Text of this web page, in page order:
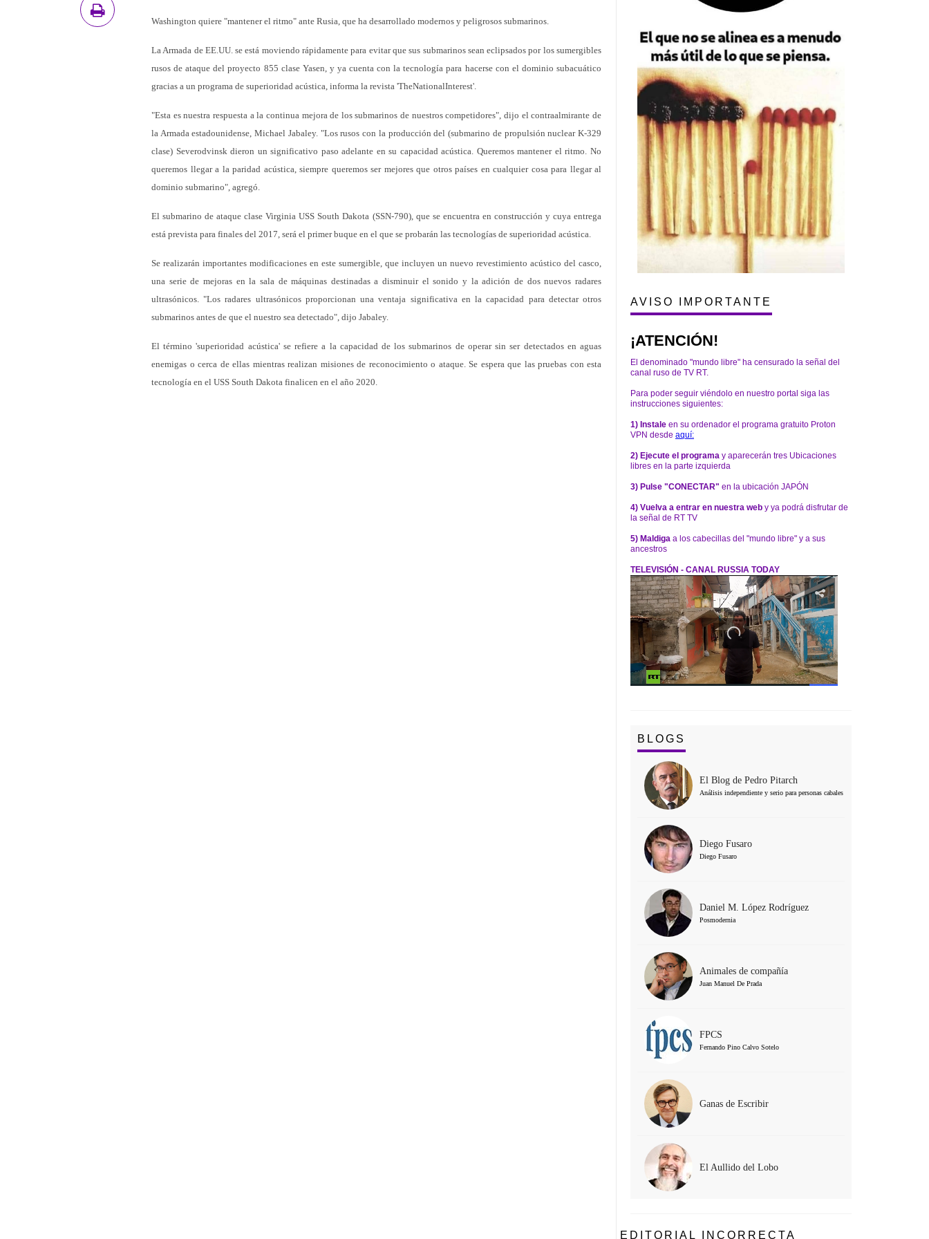
Washington quiere "mantener el ritmo" ante Rusia, que ha desarrollado modernos y peligrosos submarinos.
La Armada de EE.UU. se está moviendo rápidamente para evitar que sus submarinos sean eclipsados por los sumergibles
rusos de ataque del proyecto 855 clase Yasen, y ya cuenta con la tecnología para hacerse con el dominio subacuático
gracias a un programa de superioridad acústica, informa la revista 'TheNationalInterest'.
"Esta es nuestra respuesta a la continua mejora de los submarinos de nuestros competidores", dijo el contraalmirante de
la Armada estadounidense, Michael Jabaley. "Los rusos con la producción del (submarino de propulsión nuclear K-329
clase) Severodvinsk dieron un significativo paso adelante en su capacidad acústica. Queremos mantener el ritmo. No
queremos llegar a la paridad acústica, siempre queremos ser mejores que otros países en cualquier cosa para llegar al
dominio submarino", agregó.
El submarino de ataque clase Virginia USS South Dakota (SSN-790), que se encuentra en construcción y cuya entrega
está prevista para finales del 2017, será el primer buque en el que se probarán las tecnologías de superioridad acústica.
Se realizarán importantes modificaciones en este sumergible, que incluyen un nuevo revestimiento acústico del casco,
una serie de mejoras en la sala de máquinas destinadas a disminuir el sonido y la adición de dos nuevos radares
ultrasónicos. "Los radares ultrasónicos proporcionan una ventaja significativa en la capacidad para detectar otros
submarinos antes de que el nuestro sea detectado", dijo Jabaley.
El término 'superioridad acústica' se refiere a la capacidad de los submarinos de operar sin ser detectados en aguas
enemigas o cerca de ellas mientras realizan misiones de reconocimiento o ataque. Se espera que las pruebas con esta
tecnología en el USS South Dakota finalicen en el año 2020.
AVISO IMPORTANTE
¡ATENCIÓN!
El denominado "mundo libre" ha censurado la señal del
canal ruso de TV RT.
Para poder seguir viéndolo en nuestro portal siga las
instrucciones siguientes:
1) Instale en su ordenador el programa gratuito Proton
VPN desde aquí:
2) Ejecute el programa y aparecerán tres Ubicaciones
libres en la parte izquierda
3) Pulse "CONECTAR" en la ubicación JAPÓN
4) Vuelva a entrar en nuestra web y ya podrá disfrutar de
la señal de RT TV
5) Maldiga a los cabecillas del "mundo libre" y a sus
ancestros
TELEVISIÓN - CANAL RUSSIA TODAY
BLOGS
El Blog de Pedro Pitarch
Análisis independiente y serio para personas cabales
Diego Fusaro
Diego Fusaro
Daniel M. López Rodríguez
Posmodernia
Animales de compañía
Juan Manuel De Prada
FPCS
Fernando Pino Calvo Sotelo
Ganas de Escribir
El Aullido del Lobo
EDITORIAL INCORRECTA